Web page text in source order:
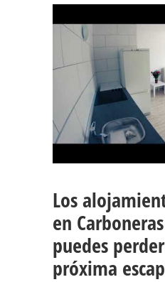
Los
en
puedes
próxima